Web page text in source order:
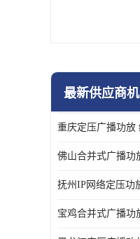
最新供应商机